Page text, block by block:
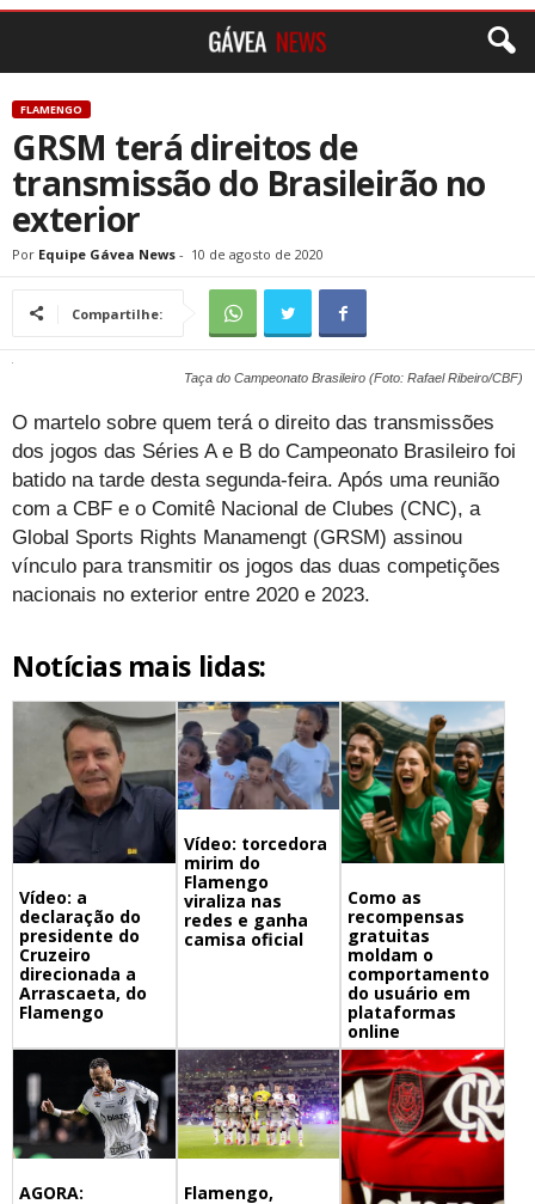
FLAMENGO
GRSM terá direitos de
transmissão do Brasileirão no
exterior
Por Equipe Gávea News - 10 de agosto de 2020
Compartilhe:
Taça do Campeonato Brasileiro (Foto: Rafael Ribeiro/CBF)
O martelo sobre quem terá o direito das transmissões
dos jogos das Séries A e B do Campeonato Brasileiro foi
batido na tarde desta segunda-feira. Após uma reunião
com a CBF e o Comitê Nacional de Clubes (CNC), a
Global Sports Rights Manamengt (GRSM) assinou
vínculo para transmitir os jogos das duas competições
nacionais no exterior entre 2020 e 2023.
Notícias mais lidas:
Vídeo: a
declaração do
presidente do
Cruzeiro
direcionada a
Arrascaeta, do
Flamengo
Vídeo: torcedora
mirim do
Flamengo
viraliza nas
redes e ganha
camisa oficial
Como as
recompensas
gratuitas
moldam o
comportamento
do usuário em
plataformas
online
AGORA:
Flamengo,